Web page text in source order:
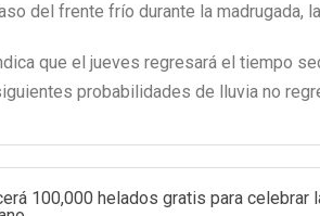
del frente frío durante la madrugada,
que el jueves regresará el tiempo
probabilidades de lluvia no
100,000 helados gratis para celebrar